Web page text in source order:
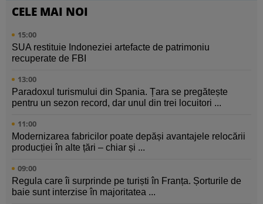
CELE MAI NOI
15:00
SUA restituie Indoneziei artefacte de patrimoniu
recuperate de FBI
13:00
Paradoxul turismului din Spania. Țara se pregătește
pentru un sezon record, dar unul din trei locuitori ...
11:00
Modernizarea fabricilor poate depăși avantajele relocării
producției în alte țări – chiar și ...
09:00
Regula care îi surprinde pe turiști în Franța. Șorturile de
baie sunt interzise în majoritatea ...